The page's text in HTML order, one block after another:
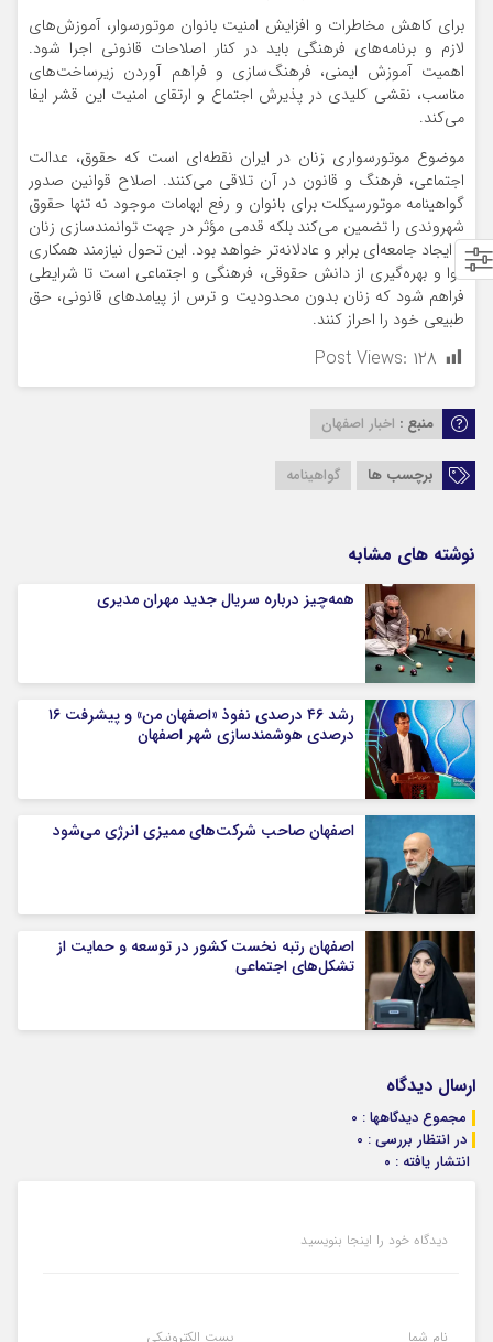
برای کاهش مخاطرات و افزایش امنیت بانوان موتورسوار، آموزش‌های
لازم و برنامه‌های فرهنگی باید در کنار اصلاحات قانونی اجرا شود.
اهمیت آموزش ایمنی، فرهنگ‌سازی و فراهم آوردن زیرساخت‌های
مناسب، نقشی کلیدی در پذیرش اجتماع و ارتقای امنیت این قشر ایفا
می‌کند.
موضوع موتورسواری زنان در ایران نقطه‌ای است که حقوق، عدالت
اجتماعی، فرهنگ و قانون در آن تلاقی می‌کنند. اصلاح قوانین صدور
گواهینامه موتورسیکلت برای بانوان و رفع ابهامات موجود نه تنها حقوق
شهروندی را تضمین می‌کند بلکه قدمی مؤثر در جهت توانمندسازی زنان
و ایجاد جامعه‌ای برابر و عادلانه‌تر خواهد بود. این تحول نیازمند همکاری
قوا و بهره‌گیری از دانش حقوقی، فرهنگی و اجتماعی است تا شرایطی
فراهم شود که زنان بدون محدودیت و ترس از پیامدهای قانونی، حق
طبیعی خود را احراز کنند.
Post Views: ۱۲۸
منبع : اخبار اصفهان
برچسب ها گواهینامه
نوشته های مشابه
همه‌چیز درباره سریال جدید مهران مدیری
رشد ۴۶ درصدی نفوذ «اصفهان من» و پیشرفت ۱۶
درصدی هوشمندسازی شهر اصفهان
اصفهان صاحب شرکت‌های ممیزی انرژی می‌شود
اصفهان رتبه نخست کشور در توسعه و حمایت از
تشکل‌های اجتماعی
ارسال دیدگاه
مجموع دیدگاهها : 0
در انتظار بررسی : 0
انتشار یافته : ۰
دیدگاه خود را اینجا بنویسید
نام شما پست الکترونیکی